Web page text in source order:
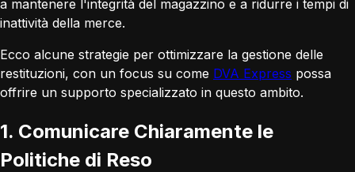
a mantenere l'integrità del magazzino e a ridurre i tempi di
inattività della merce.
Ecco alcune strategie per ottimizzare la gestione delle
restituzioni, con un focus su come DVA Express possa
offrire un supporto specializzato in questo ambito.
1. Comunicare Chiaramente le
Politiche di Reso